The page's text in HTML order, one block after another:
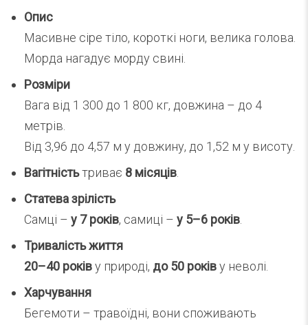
Опис
Масивне сіре тіло, короткі ноги, велика голова.
Морда нагадує морду свині.
Розміри
Вага від 1 300 до 1 800 кг, довжина – до 4
метрів.
Від 3,96 до 4,57 м у довжину, до 1,52 м у висоту.
Вагітністьтриває 8 місяців
Статева зрілість
Самці – у 7 років, самиці – у 5–6 років
Тривалість життя
20–40 роківу природі, до 50 роківу неволі.
Харчування
Бегемоти – травоїдні, вони споживають